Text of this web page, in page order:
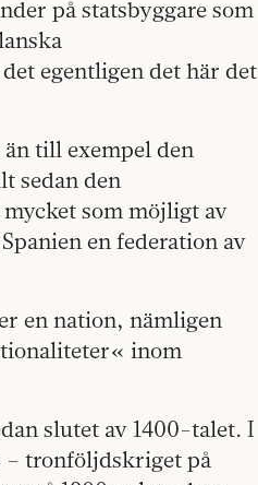
på statsbyggare som
egentligen det här det
till exempel den
sedan den
som möjligt av
en federation av
en nation, nämligen
inom
slutet av 1400-talet. I
– tronföljdskriget på